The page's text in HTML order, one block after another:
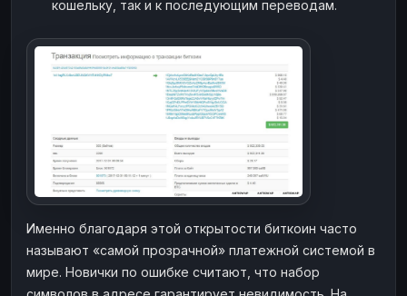
кошельку, так и к последующим переводам.
Именно благодаря этой открытости биткоин часто
называют «самой прозрачной» платежной системой в
мире. Новички по ошибке считают, что набор